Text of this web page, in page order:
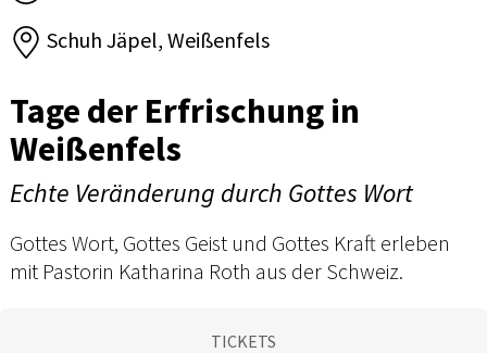
Schuh Jäpel, Weißenfels
Tage der Erfrischung in
Weißenfels
Echte Veränderung durch Gottes Wort
Gottes Wort, Gottes Geist und Gottes Kraft erleben
mit Pastorin Katharina Roth aus der Schweiz.
TICKETS